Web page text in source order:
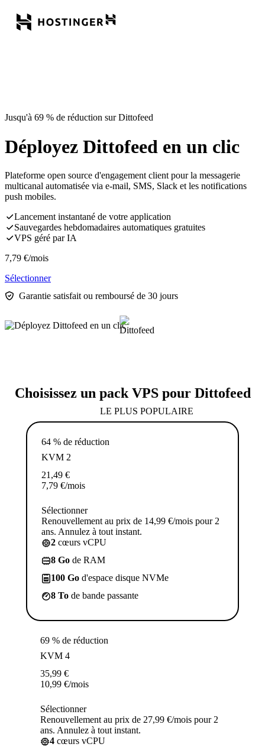
Jusqu'à 69 % de réduction sur Dittofeed
Déployez Dittofeed en un clic
Plateforme open source d'engagement client pour la messagerie
multicanal automatisée via e-mail, SMS, Slack et les notifications
push mobiles.
Lancement instantané de votre application
Sauvegardes hebdomadaires automatiques gratuites
VPS géré par IA
7,79 €/mois
Sélectionner
Garantie satisfait ou remboursé de 30 jours
Choisissez un pack VPS pour Dittofeed
LE PLUS POPULAIRE
64 % de réduction
KVM 2
21,49 €
7,79 €/mois
Sélectionner
Renouvellement au prix de 14,99 €/mois pour 2
ans. Annulez à tout instant.
2 cœurs vCPU
8 Go de RAM
100 Go d'espace disque NVMe
8 To de bande passante
69 % de réduction
KVM 4
35,99 €
10,99 €/mois
Sélectionner
Renouvellement au prix de 27,99 €/mois pour 2
ans. Annulez à tout instant.
4 cœurs vCPU